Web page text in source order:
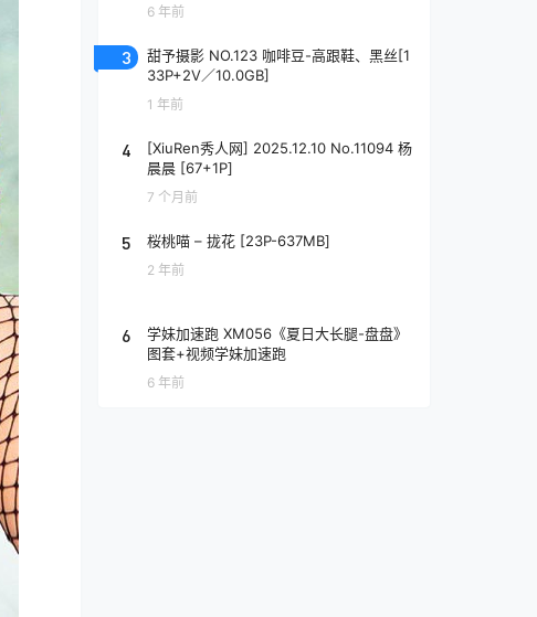
6 年前
3
甜予摄影 NO.123 咖啡豆-高跟鞋、黑丝[1
33P+2V／10.0GB]
1 年前
4
[XiuRen秀人网] 2025.12.10 No.11094 杨
晨晨 [67+1P]
7 个月前
5 桜桃喵 – 拢花 [23P-637MB]
2 年前
6
学妹加速跑 XM056《夏日大长腿-盘盘》
图套+视频学妹加速跑
6 年前